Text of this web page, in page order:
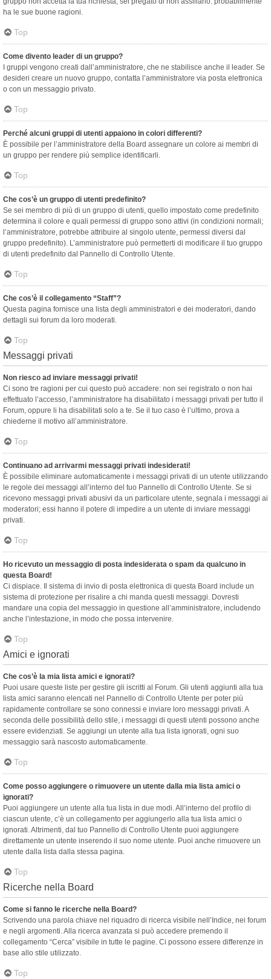
ha le sue buone ragioni.
Top
Come divento leader di un gruppo?
I gruppi vengono creati dall’amministratore, che ne stabilisce anche il leader. Se
desideri creare un nuovo gruppo, contatta l’amministratore via posta elettronica
o con un messaggio privato.
Top
Perché alcuni gruppi di utenti appaiono in colori differenti?
È possibile per l’amministratore della Board assegnare un colore ai membri di
un gruppo per rendere più semplice identificarli.
Top
Che cos’è un gruppo di utenti predefinito?
Se sei membro di più di un gruppo di utenti, quello impostato come predefinito
determina il colore e quali permessi di gruppo sono attivi (in condizioni normali;
l’amministratore, potrebbe attribuire al singolo utente, permessi diversi dal
gruppo predefinito). L’amministratore può permetterti di modificare il tuo gruppo
di utenti predefinito dal Pannello di Controllo Utente.
Top
Che cos’è il collegamento “Staff”?
Questa pagina fornisce una lista degli amministratori e dei moderatori, dando
dettagli sui forum da loro moderati.
Top
Messaggi privati
Non riesco ad inviare messaggi privati!
Ci sono tre ragioni per cui questo può accadere: non sei registrato o non hai
effettuato l’accesso, l’amministratore ha disabilitato i messaggi privati per tutto il
Forum, oppure li ha disabilitati solo a te. Se il tuo caso è l’ultimo, prova a
chiederne il motivo all’amministratore.
Top
Continuano ad arrivarmi messaggi privati indesiderati!
È possibile eliminare automaticamente i messaggi privati ​​di un utente utilizzando
le regole dei messaggi all’interno del tuo Pannello di Controllo Utente. Se si
ricevono messaggi privati ​​abusivi da un particolare utente, segnala i messaggi ai
moderatori; essi hanno il potere di impedire a un utente di inviare messaggi
privati​​.
Top
Ho ricevuto un messaggio di posta indesiderata o spam da qualcuno in
questa Board!
Ci dispiace. Il sistema di invio di posta elettronica di questa Board include un
sistema di protezione per risalire a chi manda questi messaggi. Dovresti
mandare una copia del messaggio in questione all’amministratore, includendo
anche l’intestazione, in modo che possa intervenire.
Top
Amici e ignorati
Che cos’è la mia lista amici e ignorati?
Puoi usare queste liste per gestire gli iscritti al Forum. Gli utenti aggiunti alla tua
lista amici saranno elencati nel Pannello di Controllo Utente per poter più
rapidamente controllare se sono connessi e inviare loro messaggi privati. A
seconda delle possibilità dello stile, i messaggi di questi utenti possono anche
essere evidenziati. Se aggiungi un utente alla tua lista ignorati, ogni suo
messaggio sarà nascosto automaticamente.
Top
Come posso aggiungere o rimuovere un utente dalla mia lista amici o
ignorati?
Puoi aggiungere un utente alla tua lista in due modi. All’interno del profilo di
ciascun utente, c’è un collegamento per aggiungerlo alla tua lista amici o
ignorati. Altrimenti, dal tuo Pannello di Controllo Utente puoi aggiungere
direttamente un utente inserendo il suo nome utente. Puoi anche rimuovere un
utente dalla lista dalla stessa pagina.
Top
Ricerche nella Board
Come si fanno le ricerche nella Board?
Scrivendo una parola chiave nel riquadro di ricerca visibile nell’Indice, nei forum
e negli argomenti. Alla ricerca avanzata si può accedere premendo il
collegamento “Cerca” visibile in tutte le pagine. Ci possono essere differenze in
base allo stile utilizzato.
Top